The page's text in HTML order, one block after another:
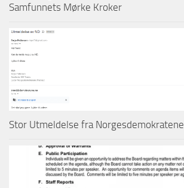
Samfunnets Mørke Kroker
Stor Utmeldelse fra Norgesdemokratene